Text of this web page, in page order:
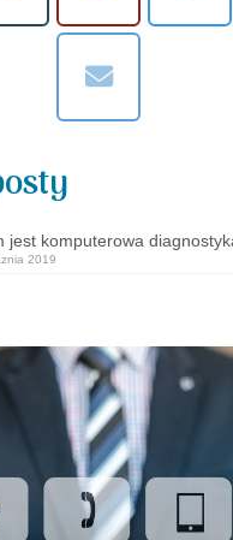
jest komputerowa
2019